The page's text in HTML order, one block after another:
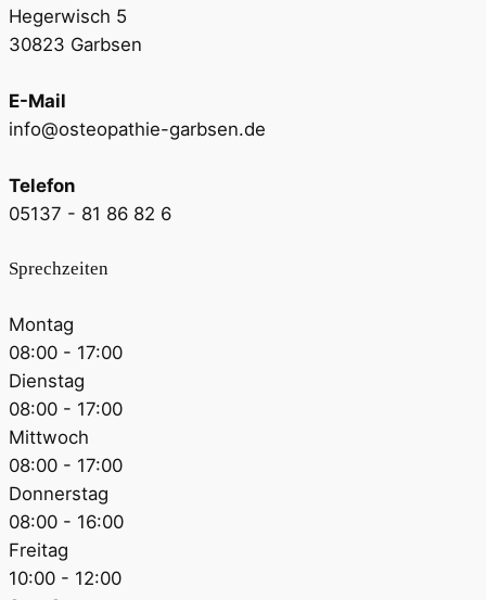
Hegerwisch 5
30823 Garbsen
E-Mail
info@osteopathie-garbsen.de
Telefon
05137 - 81 86 82 6
Sprechzeiten
Montag
08:00 - 17:00
Dienstag
08:00 - 17:00
Mittwoch
08:00 - 17:00
Donnerstag
08:00 - 16:00
Freitag
10:00 - 12:00